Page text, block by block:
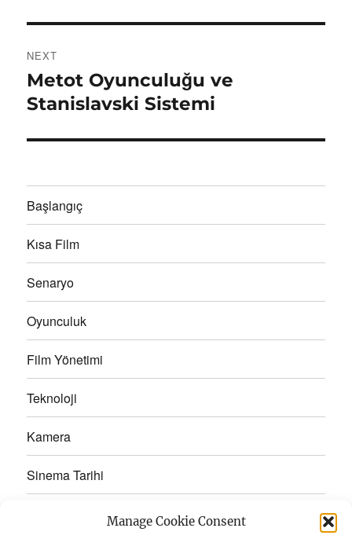
Manage Cookie Consent
NEXT
Next
post:
Metot Oyunculuğu ve
Stanislavski Sistemi
Başlangıç
Kısa Film
Senaryo
Oyunculuk
Film Yönetimi
Teknoloji
Kamera
Sinema Tarihi
Terimler Sözlüğü